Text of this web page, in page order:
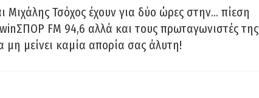
Μιχάλης Τσόχος έχουν για δύο ώρες στην… πίεση
FM 94,6 αλλά και τους πρωταγωνιστές της
μη μείνει καμία απορία σας άλυτη!